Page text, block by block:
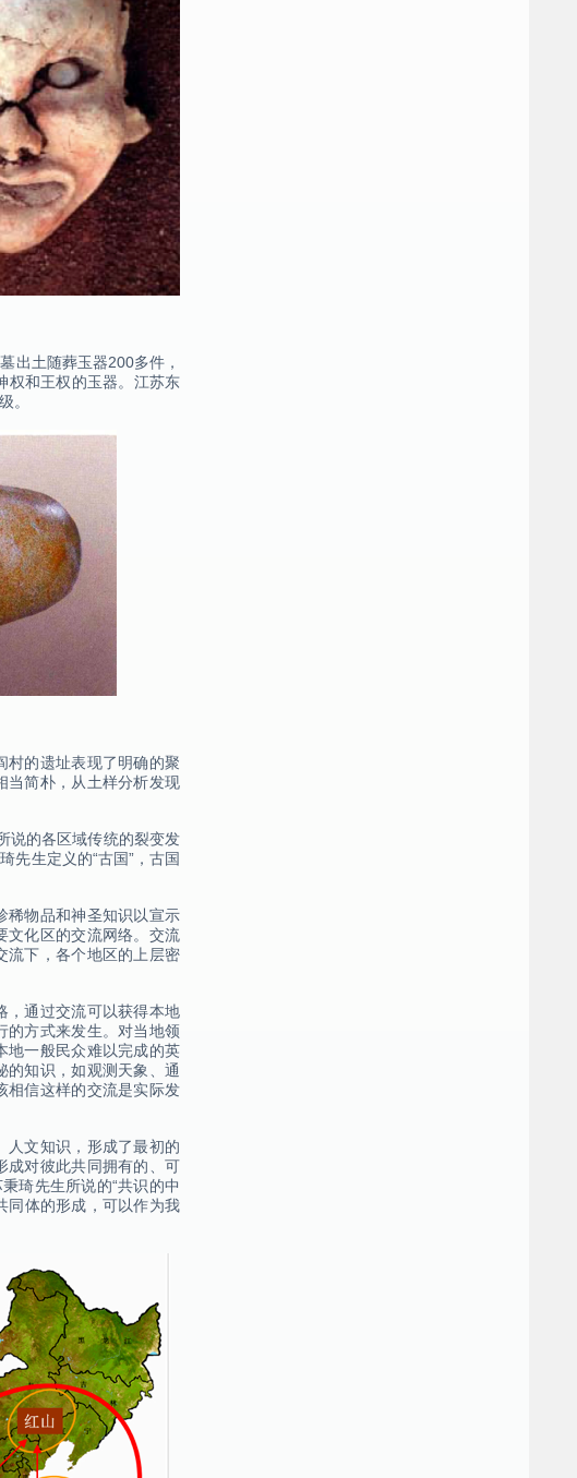
出土随葬玉器200多件，
权和王权的玉器。江苏东
。
村的遗址表现了明确的聚
当简朴，从土样分析发现
说的各区域传统的裂变发
先生定义的“古国”，古国
稀物品和神圣知识以宣示
文化区的交流网络。交流
流下，各个地区的上层密
，通过交流可以获得本地
的方式来发生。对当地领
地一般民众难以完成的英
的知识，如观测天象、通
相信这样的交流是实际发
人文知识，形成了最初的
成对彼此共同拥有的、可
琦先生所说的“共识的中
同体的形成，可以作为我